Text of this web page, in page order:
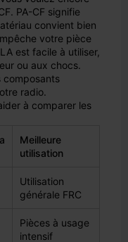
PA-CF signifie
convient bien
votre pièce
est facile à utiliser,
ou aux chocs.
composants
radio.
à comparer les
Meilleure
utilisation
Utilisation
générale FRC
Pièces à usage
intensif